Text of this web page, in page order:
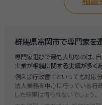
群馬県富岡市で専門家を
専門家選びで最も大切なのは、
士業が相続に関する実績が多く
例えば行政書士といっても対応
法人業務を中心に行っている行
した結果は得られないでしょう。